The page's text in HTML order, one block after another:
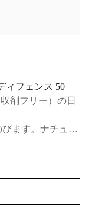
ィフェンス 50
剤フリー）の日
ます。ナチュラ
るく肌色を整え